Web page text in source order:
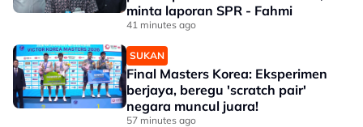
minta laporan SPR - Fahmi
41 minutes ago
SUKAN
Final Masters Korea: Eksperimen
berjaya, beregu 'scratch pair'
negara muncul juara!
57 minutes ago